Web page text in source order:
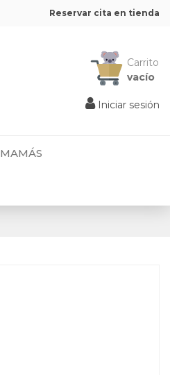
Reservar cita en tienda
Carrito
vacío
Iniciar sesión
MAMÁS